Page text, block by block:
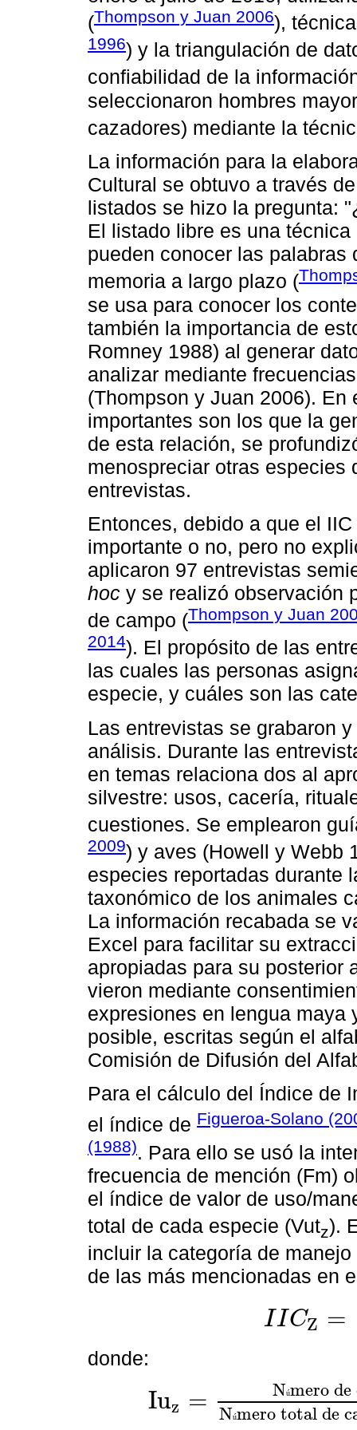
(Thompson y Juan 2006),
1996) y la triangulación de
confiabilidad de la
seleccionaron hombres
cazadores) mediante la
La información para la
Cultural se obtuvo a través
listados se hizo la pregunta:
El listado libre es una
pueden conocer las
memoria a largo plazo (
se usa para conocer los
también la importancia de
Romney 1988) al generar
analizar mediante
(Thompson y Juan 2006).
importantes son los que la
de esta relación, se
menospreciar otras especies
entrevistas.
Entonces, debido a que el
importante o no, pero no
aplicaron 97 entrevistas
hoc y se realizó observación
de campo (Thompson y Juan
2014). El propósito de las
las cuales las personas
especie, y cuáles son las
Las entrevistas se grabaron
análisis. Durante las
en temas relaciona dos al
silvestre: usos, cacería,
cuestiones. Se emplearon
2009) y aves (Howell y Webb
especies reportadas durante
taxonómico de los animales
La información recabada se
Excel para facilitar su
apropiadas para su posterior
vieron mediante
expresiones en lengua maya
posible, escritas según el
Comisión de Difusión del
Para el cálculo del Índice de
el índice de Figueroa-Solano
(1988). Para ello se usó la
frecuencia de mención (Fm)
el índice de valor de uso/
total de cada especie (Vutz).
incluir la categoría de
de las más mencionadas en
IICZ =
IICZ=Σ (Iuz fmz
donde:
Iuz = Número de
Número total de c
Iu z=Nú mero de categorías de la sp. xNú